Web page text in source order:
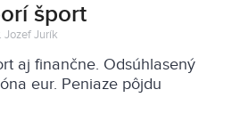
šport
Jozef Jurík
aj finančne. Odsúhlasený
eur. Peniaze pôjdu